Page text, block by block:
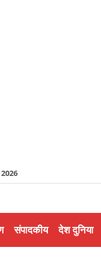
संपादकीय देश दुनिया